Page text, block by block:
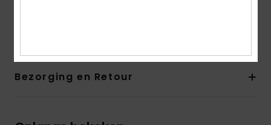
Bezorging en Retour